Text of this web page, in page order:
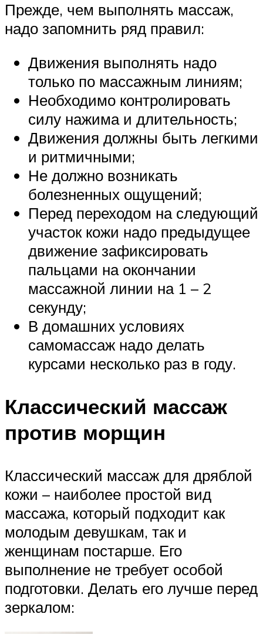
Прежде, чем выполнять массаж,
надо запомнить ряд правил:
Движения выполнять надо
только по массажным линиям;
Необходимо контролировать
силу нажима и длительность;
Движения должны быть легкими
и ритмичными;
Не должно возникать
болезненных ощущений;
Перед переходом на следующий
участок кожи надо предыдущее
движение зафиксировать
пальцами на окончании
массажной линии на 1 – 2
секунду;
В домашних условиях
самомассаж надо делать
курсами несколько раз в году.
Классический массаж
против морщин
Классический массаж для дряблой
кожи – наиболее простой вид
массажа, который подходит как
молодым девушкам, так и
женщинам постарше. Его
выполнение не требует особой
подготовки. Делать его лучше перед
зеркалом: